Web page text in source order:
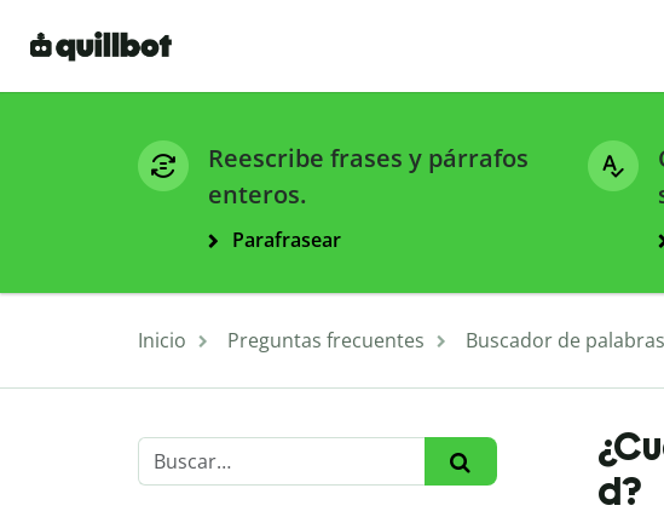
Reescribe frases y párrafos
enteros.
Parafrasear
Inicio Preguntas frecuentes Buscador de palabras
d?